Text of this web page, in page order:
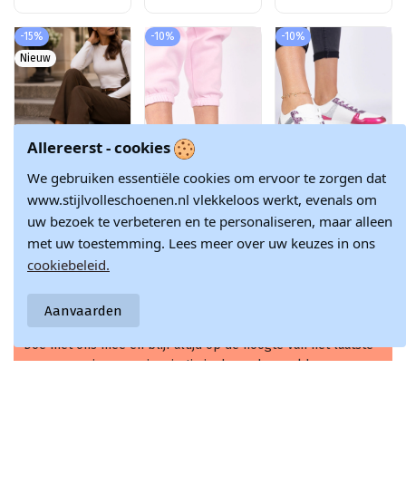
-15%
Nieuw
Dames sneakers
met platform in
chocolade faux
€ 92,57
€ 108,90
-10%
met grijze
accenten Birna
€ 28,28
-10%
Roze
damessneakers
op een dikke zool
€ 28,28
Doe met ons mee en blijf altijd op de hoogte van het laatste
nieuws en inspiratie in de modewereld.
Allereerst - cookies
We gebruiken essentiële cookies om ervoor te zorgen dat
www.stijlvolleschoenen.nl vlekkeloos werkt, evenals om
uw bezoek te verbeteren en te personaliseren, maar alleen
met uw toestemming. Lees meer over uw keuzes in ons
cookiebeleid.
Aanvaarden